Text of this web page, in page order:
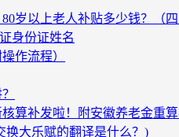
岁以上老人补贴多少钱？（
身份证姓名
作流程）
算补发啦！附安徽养老金重算
换大乐赋的翻译是什么？)